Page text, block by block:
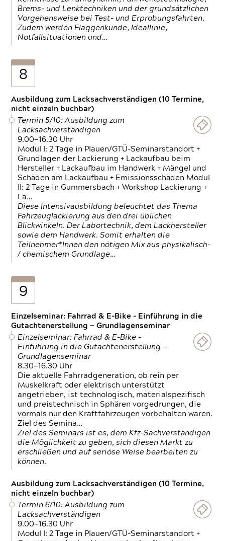
Brems- und Lenktechniken und der grundsätzlichen
Vorgehensweise bei Test- und Erprobungsfahrten.
Zudem werden Flaggenkunde, Ideallinie,
Notfallsituationen und…
8
Ausbildung zum Lacksachverständigen (10 Termine,
nicht einzeln buchbar)
Termin 5/10: Ausbildung zum
Lacksachverständigen
9.00—16.30 Uhr
Modul I: 2 Tage in Plauen/GTÜ-Seminarstandort +
Grundlagen der Lackierung + Lackaufbau beim
Hersteller + Lackaufbau im Handwerk + Mängel und
Schäden am Lackaufbau + Emissionsschäden Modul
II: 2 Tage in Gummersbach + Workshop Lackierung +
La…
Diese Intensivausbildung beleuchtet das Thema
Fahrzeuglackierung aus den drei üblichen
Blickwinkeln. Der Labortechnik, dem Lackhersteller
sowie dem Handwerk. Somit erhalten die
Teilnehmer*Innen den nötigen Mix aus physikalisch-
/ chemischem Grundlage…
9
Einzelseminar: Fahrrad & E-Bike - Einführung in die
Gutachtenerstellung — Grundlagenseminar
Einzelseminar: Fahrrad & E-Bike -
Einführung in die Gutachtenerstellung —
Grundlagenseminar
8.30—16.30 Uhr
Die aktuelle Fahrradgeneration, ob rein per
Muskelkraft oder elektrisch unterstützt
angetrieben, ist technologisch, materialspezifisch
und preistechnisch in Sphären vorgedrungen, die
vormals nur den Kraftfahrzeugen vorbehalten waren.
Ziel des Semina…
Ziel des Seminars ist es, dem Kfz-Sachverständigen
die Möglichkeit zu geben, sich diesen Markt zu
erschließen und auf seriöse Weise bearbeiten zu
können.
Ausbildung zum Lacksachverständigen (10 Termine,
nicht einzeln buchbar)
Termin 6/10: Ausbildung zum
Lacksachverständigen
9.00—16.30 Uhr
Modul I: 2 Tage in Plauen/GTÜ-Seminarstandort +